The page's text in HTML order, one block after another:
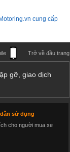
cung cấp
Trở về đầu trang
gỡ, giao dịch
sử dụng
cho người mua xe